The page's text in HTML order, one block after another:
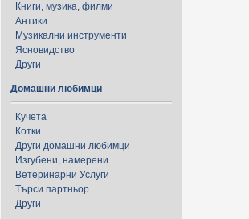
Книги, музика, филми
Антики
Музикални инструменти
Ясновидство
Други
Домашни любимци
Кучета
Котки
Други домашни любимци
Изгубени, намерени
Ветеринарни Услуги
Търси партньор
Други